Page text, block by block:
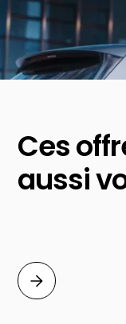
Ces
aussi